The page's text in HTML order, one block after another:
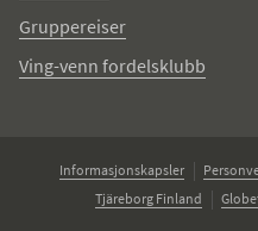
Gruppereiser
Ving-venn fordelsklubb
Informasjonskapsler
Tjäreborg Finland